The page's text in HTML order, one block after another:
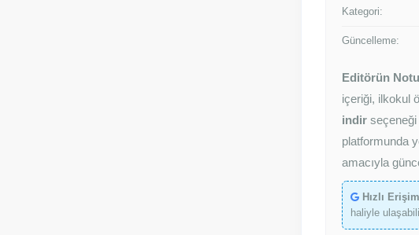
Kategori:
Güncelleme:
Editörün
içeriği, ilkokul
indir seçeneği
platformunda
amacıyla
Hızlı
haliyle